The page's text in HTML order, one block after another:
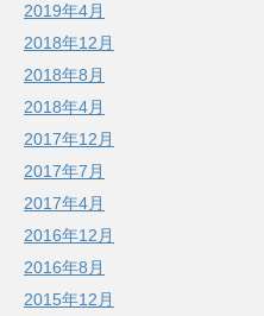
2019年4月
2018年12月
2018年8月
2018年4月
2017年12月
2017年7月
2017年4月
2016年12月
2016年8月
2015年12月